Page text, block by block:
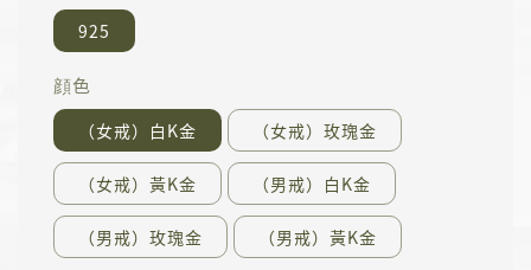
925
顔色
（女戒）白K金 （女戒）玫瑰金
（女戒）黃K金 （男戒）白K金
（男戒）玫瑰金 （男戒）黃K金